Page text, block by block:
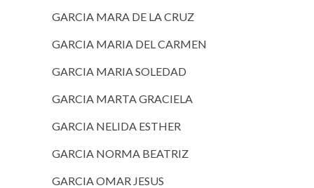
GARCIA MARA DE LA CRUZ
GARCIA MARIA DEL CARMEN
GARCIA MARIA SOLEDAD
GARCIA MARTA GRACIELA
GARCIA NELIDA ESTHER
GARCIA NORMA BEATRIZ
GARCIA OMAR JESUS